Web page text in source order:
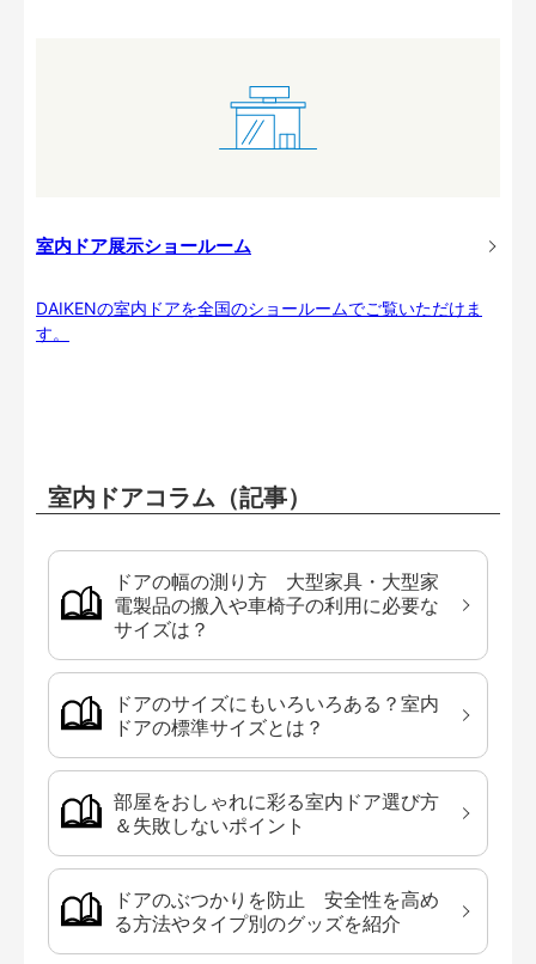
室内ドア展示ショールーム
DAIKENの室内ドアを全国のショールームでご覧いただけま
す。
室内ドアコラム（記事）
ドアの幅の測り方 大型家具・大型家
電製品の搬入や車椅子の利用に必要な
サイズは？
ドアのサイズにもいろいろある？室内
ドアの標準サイズとは？
部屋をおしゃれに彩る室内ドア選び方
＆失敗しないポイント
ドアのぶつかりを防止 安全性を高め
る方法やタイプ別のグッズを紹介